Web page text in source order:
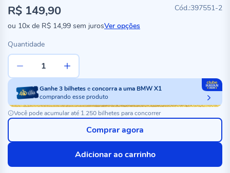
397551-2
R$ 149,90
ou 10x de R$ 14,99 sem jurosVer opções
Quantidade
Ganhe3bilheteseconcorra a uma BMW X1
comprando esse produto
Você pode acumular até 1.250 bilhetes para concorrer
Adicionar ao carrinho
Comprar agora